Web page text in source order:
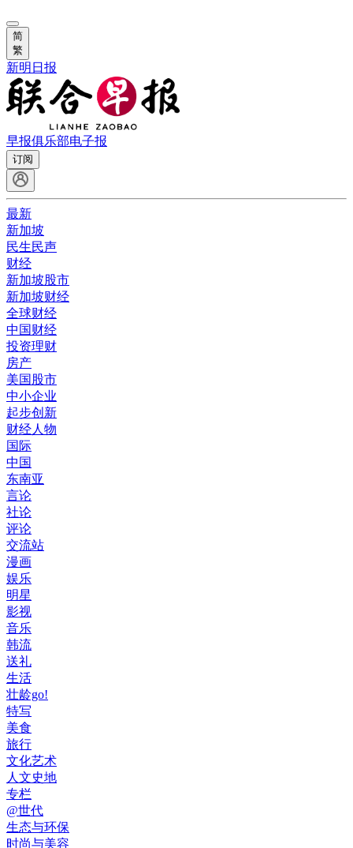
简
繁
新明日报
早报俱乐部电子报
订阅
最新
新加坡
民生民声
财经
新加坡股市
新加坡财经
全球财经
中国财经
投资理财
房产
美国股市
中小企业
起步创新
财经人物
国际
中国
东南亚
言论
社论
评论
交流站
漫画
娱乐
明星
影视
音乐
韩流
送礼
生活
壮龄go!
特写
美食
旅行
文化艺术
人文史地
专栏
@世代
生态与环保
时尚与美容